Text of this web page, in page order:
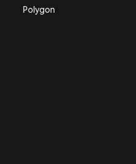
Polygon